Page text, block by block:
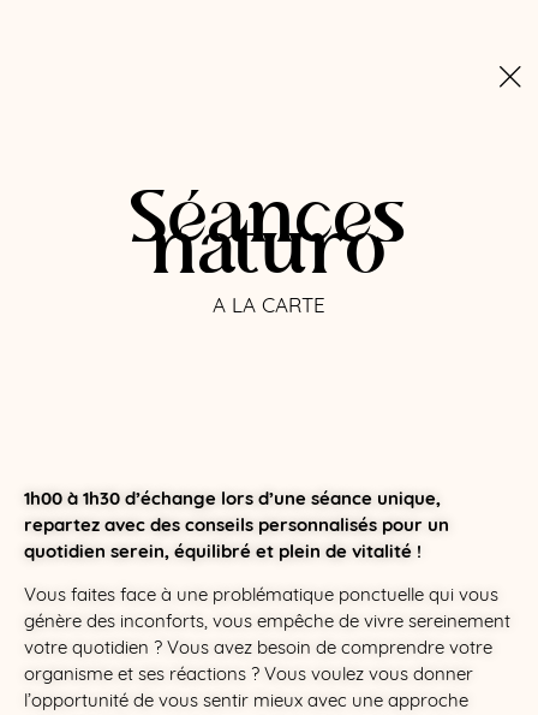
Séances
naturo
A LA CARTE
1h00 à 1h30 d’échange lors d’une séance unique,
repartez avec des conseils personnalisés pour un
quotidien serein, équilibré et plein de vitalité !
Vous faites face à une problématique ponctuelle qui vous
génère des inconforts, vous empêche de vivre sereinement
votre quotidien ? Vous avez besoin de comprendre votre
organisme et ses réactions ? Vous voulez vous donner
l’opportunité de vous sentir mieux avec une approche